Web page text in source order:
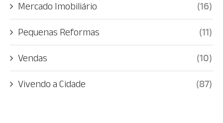
Mercado Imobiliário (16)
Pequenas Reformas (11)
Vendas (10)
Vivendo a Cidade (87)